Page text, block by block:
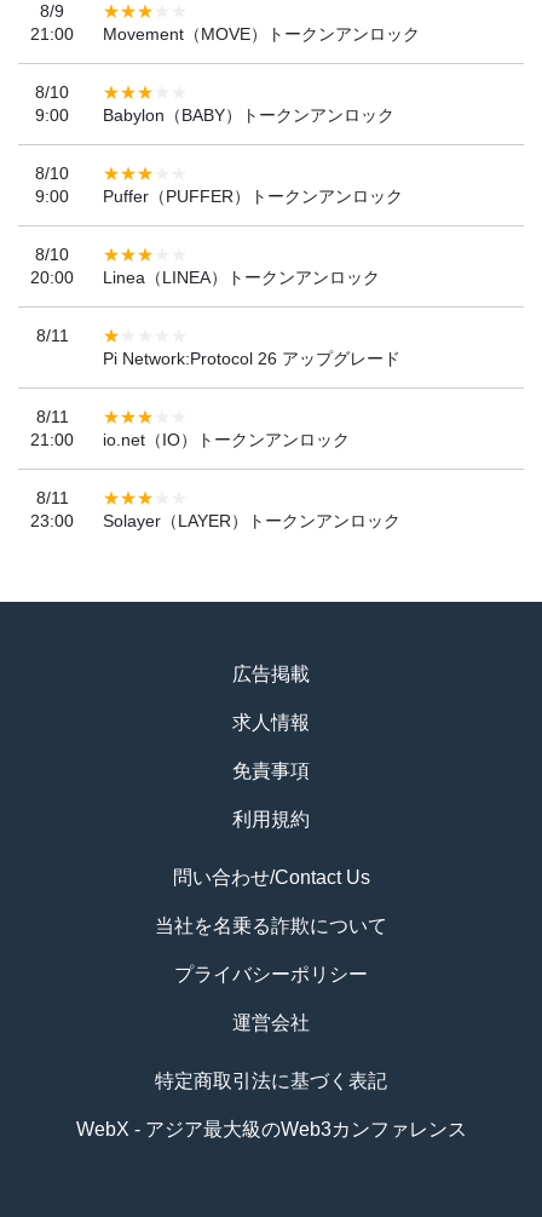
8/9
21:00
Movement（MOVE）トークンアンロック
8/10
9:00
Babylon（BABY）トークンアンロック
8/10
9:00
Puffer（PUFFER）トークンアンロック
8/10
20:00
Linea（LINEA）トークンアンロック
8/11
Pi Network:Protocol 26 アップグレード
8/11
21:00
io.net（IO）トークンアンロック
8/11
23:00
Solayer（LAYER）トークンアンロック
広告掲載
求人情報
免責事項
利用規約
問い合わせ/Contact Us
当社を名乗る詐欺について
プライバシーポリシー
運営会社
特定商取引法に基づく表記
WebX - アジア最大級のWeb3カンファレンス